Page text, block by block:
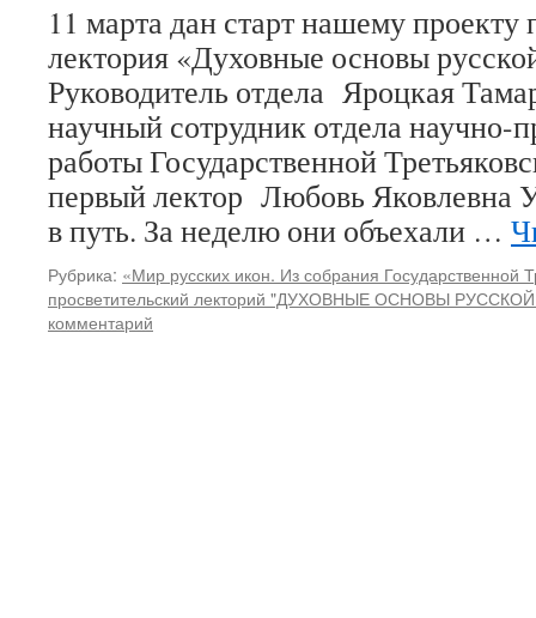
11 марта дан старт нашему проекту
лектория «Духовные основы
Руководитель отдела Яроцкая
научный сотрудник отдела научно-
работы Государственной
первый лектор Любовь Яковлевна
в путь. За неделю они объехали …
Рубрика: «Мир русских икон. Из собрания Государственной
просветительский лекторий "ДУХОВНЫЕ ОСНОВЫ
комментарий